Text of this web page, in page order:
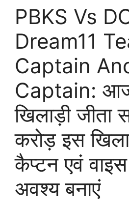
PBKS Vs
Dream11
Captain
Captain:
खिलाड़ी जीता
करोड़ इस
कैप्टन एवं
अवश्य बनाएं